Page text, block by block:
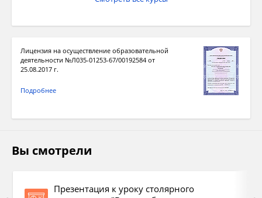
Назначение. Особо чистое строгание,
Особенности.Имеется двойной нож со
стружколомом на кромке, который
установлен под углом в 50° относительно
подошвы рубанка. За счет этого удается
Лицензия на осуществление образовательной
деятельности №Л035-01253-67/00192584 от
25.08.2017 г.
Подробнее
Вы смотрели
Презентация к уроку столярного